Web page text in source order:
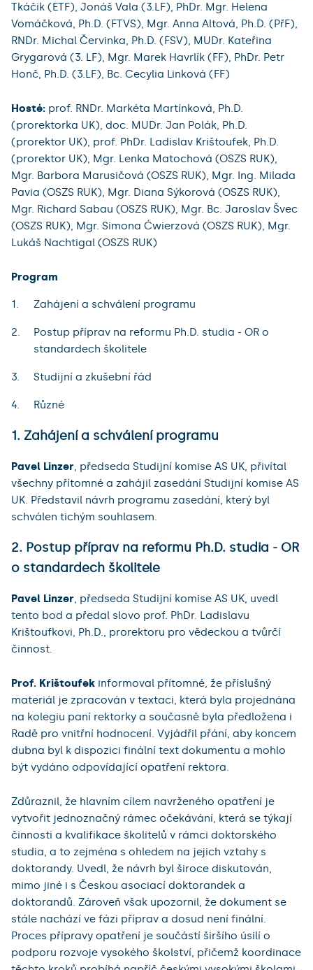
Tkáčik (ETF), Jonáš Vala (3.LF), PhDr. Mgr. Helena
Vomáčková, Ph.D. (FTVS), Mgr. Anna Altová, Ph.D. (PřF),
RNDr. Michal Červinka, Ph.D. (FSV), MUDr. Kateřina
Grygarová (3. LF), Mgr. Marek Havrlík (FF), PhDr. Petr
Honč, Ph.D. (3.LF), Bc. Cecylia Linková (FF)
Hosté: prof. RNDr. Markéta Martínková, Ph.D.
(prorektorka UK), doc. MUDr. Jan Polák, Ph.D.
(prorektor UK), prof. PhDr. Ladislav Krištoufek, Ph.D.
(prorektor UK), Mgr. Lenka Matochová (OSZS RUK),
Mgr. Barbora Marusičová (OSZS RUK), Mgr. Ing. Milada
Pavia (OSZS RUK), Mgr. Diana Sýkorová (OSZS RUK),
Mgr. Richard Sabau (OSZS RUK), Mgr. Bc. Jaroslav Švec
(OSZS RUK), Mgr. Simona Ćwierzová (OSZS RUK), Mgr.
Lukáš Nachtigal (OSZS RUK)
Program
Zahájení a schválení programu
Postup příprav na reformu Ph.D. studia - OR o
standardech školitele
Studijní a zkušební řád
Různé
1. Zahájení a schválení programu
Pavel Linzer, předseda Studijní komise AS UK, přivítal
všechny přítomné a zahájil zasedání Studijní komise AS
UK. Představil návrh programu zasedání, který byl
schválen tichým souhlasem.
2. Postup příprav na reformu Ph.D. studia - OR
o standardech školitele
Pavel Linzer, předseda Studijní komise AS UK, uvedl
tento bod a předal slovo prof. PhDr. Ladislavu
Krištoufkovi, Ph.D., prorektoru pro vědeckou a tvůrčí
činnost.
Prof. Krištoufek informoval přítomné, že příslušný
materiál je zpracován v textaci, která byla projednána
na kolegiu paní rektorky a současně byla předložena i
Radě pro vnitřní hodnocení. Vyjádřil přání, aby koncem
dubna byl k dispozici finální text dokumentu a mohlo
být vydáno odpovídající opatření rektora.
Zdůraznil, že hlavním cílem navrženého opatření je
vytvořit jednoznačný rámec očekávání, která se týkají
činnosti a kvalifikace školitelů v rámci doktorského
studia, a to zejména s ohledem na jejich vztahy s
doktorandy. Uvedl, že návrh byl široce diskutován,
mimo jiné i s Českou asociací doktorandek a
doktorandů. Zároveň však upozornil, že dokument se
stále nachází ve fázi příprav a dosud není finální.
Proces přípravy opatření je součástí širšího úsilí o
podporu rozvoje vysokého školství, přičemž koordinace